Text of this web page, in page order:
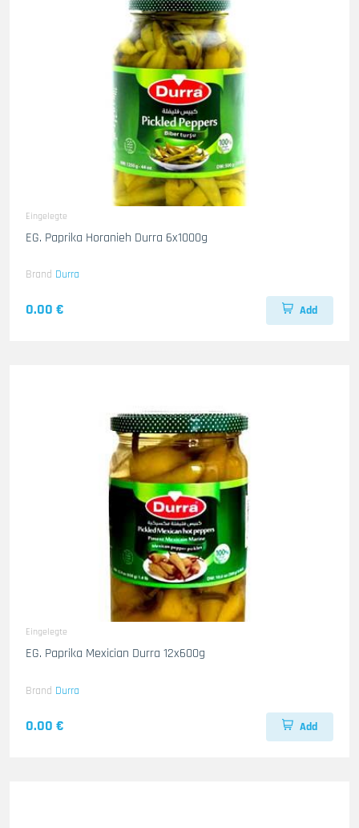
Eingelegte
EG. Paprika Horanieh Durra 6x1000g
Brand Durra
0.00 € Add
Eingelegte
EG. Paprika Mexician Durra 12x600g
Brand Durra
0.00 € Add